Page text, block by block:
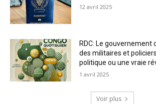
12 avril 2025
RDC: Le gouvernement
des militaires et
politique ou une vraie
1 avril 2025
Voir plus